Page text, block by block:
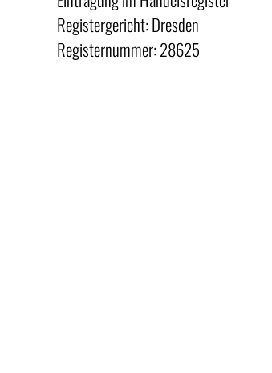
Registergericht: Dresden
Registernummer: 28625